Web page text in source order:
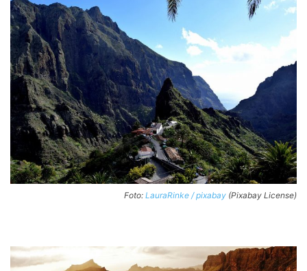
Foto: LauraRinke / pixabay (Pixabay License)